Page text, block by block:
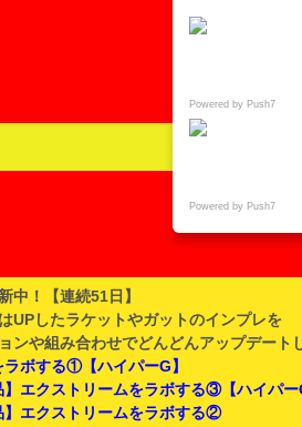
中！【連続51日】
UPしたラケットやガットのインプレを
ンや組み合わせでどんどんアップデート
ラボする①【ハイパーG】
】エクストリームをラボする③【ハイパー
】エクストリームをラボする②
Powered by Push7
Powered by Push7